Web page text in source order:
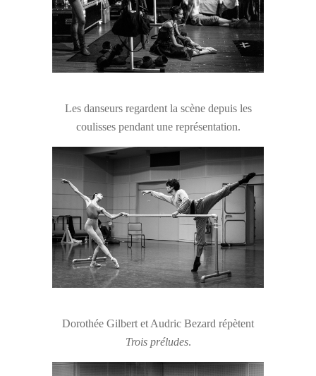
Les danseurs regardent la scène depuis les
coulisses pendant une représentation.
Dorothée Gilbert et Audric Bezard répètent
Trois préludes.